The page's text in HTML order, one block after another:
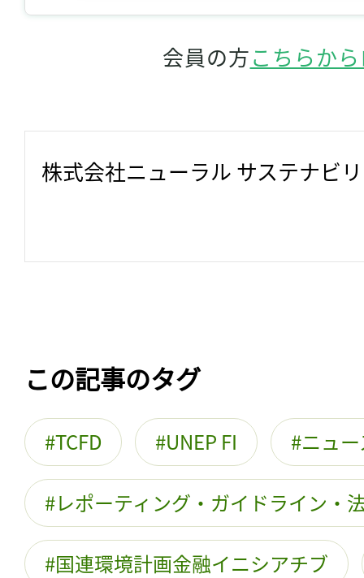
会員の方こちらか
株式会社ニューラル サステナビ
この記事のタグ
TCFD UNEP FI ニュ
レポーティング・ガイドライン・
国連環境計画金融イニシアチブ